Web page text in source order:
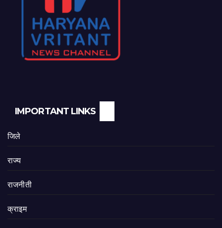
IMPORTANT LINKS
जिले
राज्य
राजनीती
क्राइम